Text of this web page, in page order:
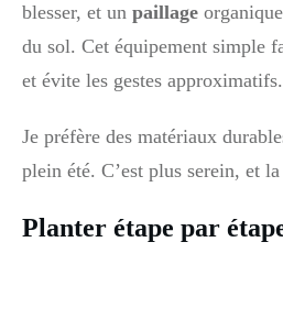
blesser, et un paillage
du sol. Cet équipement simple
et évite les gestes approximatifs.
Je préfère des matériaux
plein été. C’est plus serein, et
Planter étape par